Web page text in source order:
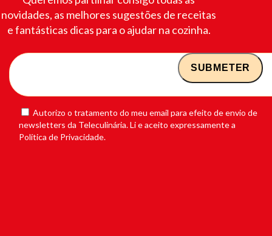
novidades, as melhores sugestões de receitas
e fantásticas dicas para o ajudar na cozinha.
Autorizo o tratamento do meu email para efeito de envio de
newsletters da Teleculinária. Li e aceito expressamente a
Política de Privacidade.